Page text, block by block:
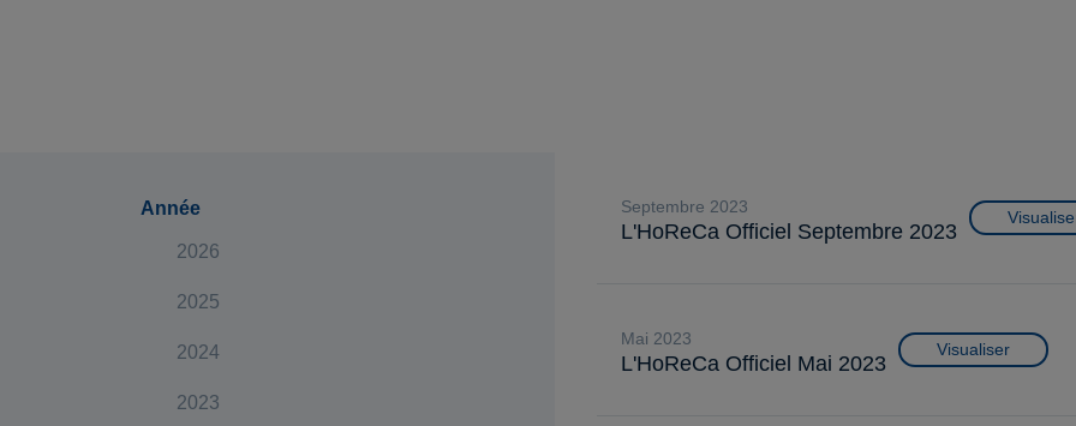
Année
2026
2025
2024
2023
septembre 2023
L'HoReCa Officiel Septembre 2023
mai 2023
L'HoReCa Officiel Mai 2023
Visualiser